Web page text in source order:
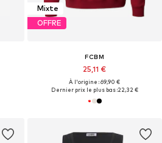
Mixte
OFFRE
FCBM
25,11 €
À l'origine : 69,90 €
Dernier prix le plus bas :22,32 €